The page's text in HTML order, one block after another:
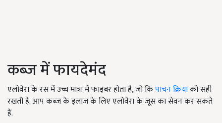
कब्ज में फायदेमंद
एलोवेरा के रस में उच्च मात्रा में फाइबर होता है, जो किपाचन क्रियाको सही
रखती है. आप कब्ज के इलाज के लिए एलोवेरा के जूस का सेवन कर सकते
हैं.